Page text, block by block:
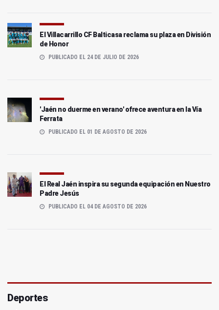
El Villacarrillo CF Balticasa reclama su plaza en División
de Honor
PUBLICADO EL 24 DE JULIO DE 2026
'Jaén no duerme en verano' ofrece aventura en la Vía
Ferrata
PUBLICADO EL 01 DE AGOSTO DE 2026
El Real Jaén inspira su segunda equipación en Nuestro
Padre Jesús
PUBLICADO EL 04 DE AGOSTO DE 2026
Deportes